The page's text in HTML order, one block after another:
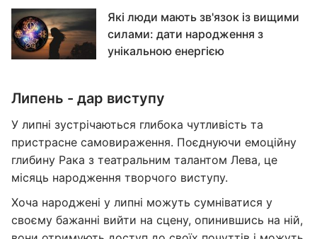
Які люди мають зв'язок із вищими
силами: дати народження з
унікальною енергією
Липень - дар виступу
У липні зустрічаються глибока чутливість та
пристрасне самовираження. Поєднуючи емоційну
глибину Рака з театральним талантом Лева, це
місяць народження творчого виступу.
Хоча народжені у липні можуть сумніватися у
своєму бажанні вийти на сцену, опинившись на ній,